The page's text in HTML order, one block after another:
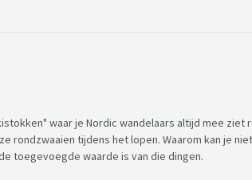
waar je Nordic wandelaars altijd mee ziet
rondzwaaien tijdens het lopen. Waarom kan je
toegevoegde waarde is van die dingen.